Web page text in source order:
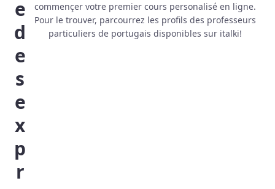
e
d
e
s
e
x
p
r
commençer votre premier cours personalisé en ligne.
Pour le trouver, parcourrez les profils des professeurs
particuliers de portugais disponibles sur italki!